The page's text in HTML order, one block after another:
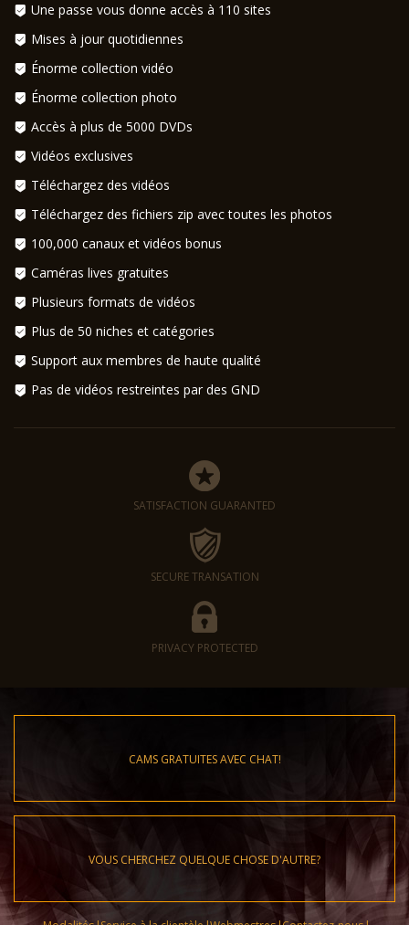
Une passe vous donne accès à 110 sites
Mises à jour quotidiennes
Énorme collection vidéo
Énorme collection photo
Accès à plus de 5000 DVDs
Vidéos exclusives
Téléchargez des vidéos
Téléchargez des fichiers zip avec toutes les photos
100,000 canaux et vidéos bonus
Caméras lives gratuites
Plusieurs formats de vidéos
Plus de 50 niches et catégories
Support aux membres de haute qualité
Pas de vidéos restreintes par des GND
SATISFACTION GUARANTED
SECURE TRANSATION
PRIVACY PROTECTED
CAMS GRATUITES AVEC CHAT!
VOUS CHERCHEZ QUELQUE CHOSE D'AUTRE?